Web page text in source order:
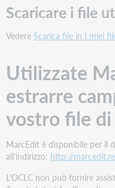
Scaricare i file
Vedere Scarica file in I miei
Utilizzate
estrarre
vostro file
MarcEdit è disponibile per il
all'indirizzo: http://
L'OCLC non può fornire